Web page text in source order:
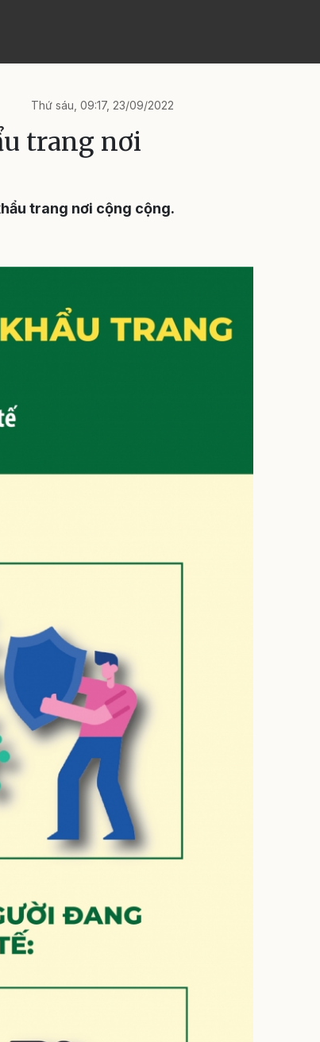
Thứ sáu, 09:17, 23/09/2022
trang nơi
trang nơi cộng cộng.